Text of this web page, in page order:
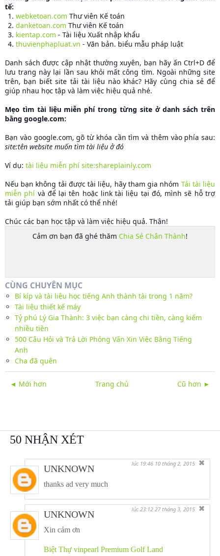
tế:
webketoan.com Thư viên Kế toán
danketoan.com Thư viên Kế toán
kientap.com - Tài liệu Xuất nhập khẩu
thuvienphapluat.vn - Văn bản. biểu mẫu pháp luật
Danh sách được cập nhật thường xuyên, bạn hãy ấn Ctrl+D để
lưu trang này lại lần sau khỏi mất công tìm. Ngoài những site
trên, bạn biết site tải tài liệu nào khác? Hãy cùng chia sẻ để
giúp nhau học tập và làm việc hiệu quả nhé.
Mẹo tìm tài liệu miễn phí trong từng site ở danh sách trên
bằng google.com:
Bạn vào google.com, gõ từ khóa cần tìm và thêm vào phía sau:
site:tên website muốn tìm tài liệu ở đó
Ví dụ: tài liệu miễn phí site:shareplainly.com
Nếu bạn không tải được tài liệu, hãy tham gia nhóm Tải tài liệu
miễn phí và để lại tên hoặc link tài liệu tại đó, mình sẽ hỗ trợ
tải giúp bạn sớm nhất có thể nhé!
Chúc các bạn học tập và làm việc hiệu quả. Thân!
Cảm ơn bạn đã ghé thăm Chia Sẻ Chân Thành!
CÙNG CHUYÊN MỤC
Bí kíp và tài liệu học tiếng Anh thành tài trong 1 năm?
Tài liệu thiết kế máy
Tỷ phú Lý Gia Thành: 3 việc bạn càng chi tiền, càng kiếm
nhiều tiền
500 Câu Hỏi và Trả Lời Phỏng Vấn Xin Việc Bằng Tiếng
Anh
Cha đã quên
◄ Mới hơn Cũ hơn ►
Trang chủ
50 NHẬN XÉT
UNKNOWN lúc 19:46 10 tháng 2, 2015 ✖
thanks ad very much
UNKNOWN lúc 23:12 27 tháng 3, 2015 ✖
Xin cảm ơn
Biệt Thự vinpearl Premium Golf Land